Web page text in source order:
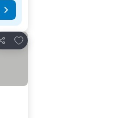
Teilen
Zu Favoriten hinzufügen